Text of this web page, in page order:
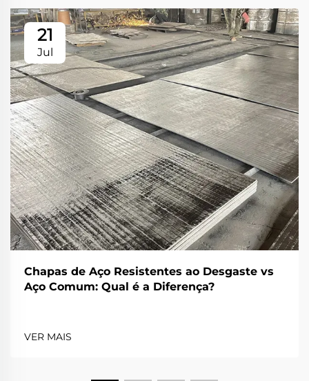
21
Jul
Chapas de Aço Resistentes ao Desgaste vs
Aço Comum: Qual é a Diferença?
VER MAIS